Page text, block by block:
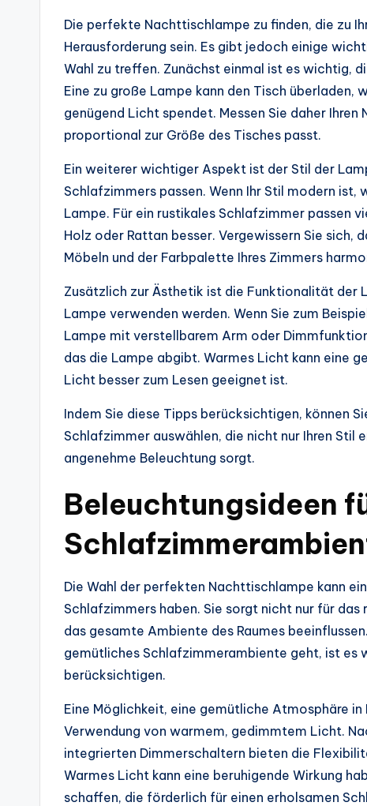
Die perfekte Nachttischlampe zu finden, die zu
Herausforderung sein. Es gibt jedoch einige
Wahl zu treffen. Zunächst einmal ist es wichtig,
Eine zu große Lampe kann den Tisch
genügend Licht spendet. Messen Sie daher
proportional zur Größe des Tisches passt.
Ein weiterer wichtiger Aspekt ist der Stil der
Schlafzimmers passen. Wenn Ihr Stil modern ist,
Lampe. Für ein rustikales Schlafzimmer passen
Holz oder Rattan besser. Vergewissern Sie sich,
Möbeln und der Farbpalette Ihres Zimmers
Zusätzlich zur Ästhetik ist die Funktionalität der
Lampe verwenden werden. Wenn Sie zum
Lampe mit verstellbarem Arm oder
das die Lampe abgibt. Warmes Licht kann eine
Licht besser zum Lesen geeignet ist.
Indem Sie diese Tipps berücksichtigen, können
Schlafzimmer auswählen, die nicht nur Ihren Stil
angenehme Beleuchtung sorgt.
Beleuchtungsideen
Die Wahl der perfekten Nachttischlampe kann
Schlafzimmers haben. Sie sorgt nicht nur für
das gesamte Ambiente des Raumes
gemütliches Schlafzimmerambiente geht, ist es
berücksichtigen.
Eine Möglichkeit, eine gemütliche Atmosphäre
Verwendung von warmem, gedimmtem Licht.
integrierten Dimmerschaltern bieten die
Warmes Licht kann eine beruhigende Wirkung
schaffen, die förderlich für einen erholsamen